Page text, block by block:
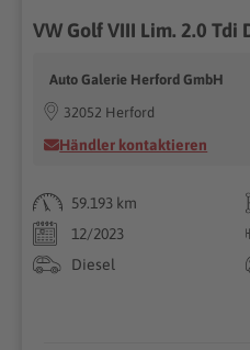
VW Golf VIII Lim. 2.0 Tdi
Auto Galerie Herford GmbH
32052 Herford
Händler kontaktieren
59.193 km
12/2023
Diesel